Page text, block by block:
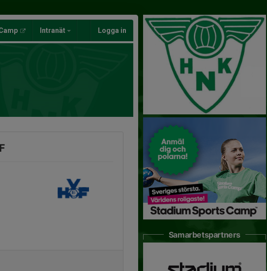
Intranät Logga in
Samarbetspartners